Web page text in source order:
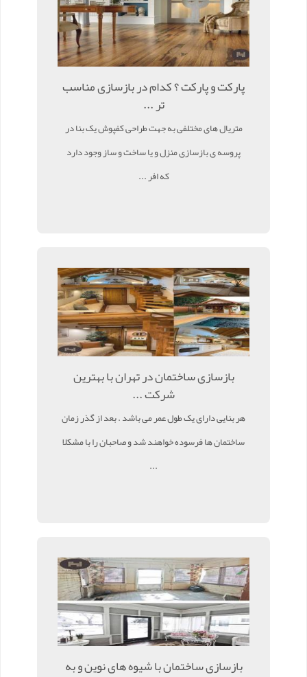
پارکت و پارکت ؟ کدام در بازسازی مناسب
تر ...
متریال های مختلفی به جهت طراحی کفپوش یک بنا در
پروسه ی بازسازی منزل و یا ساخت و ساز وجود دارد
که افر ...
بازسازی ساختمان در تهران با بهترین
شرکت ...
هر بنایی دارای یک طول عمر می باشد . بعد از گذر زمان
ساختمان ها فرسوده خواهند شد و صاحبان را با مشکلا
...
بازسازی ساختمان با شیوه های نوین و به